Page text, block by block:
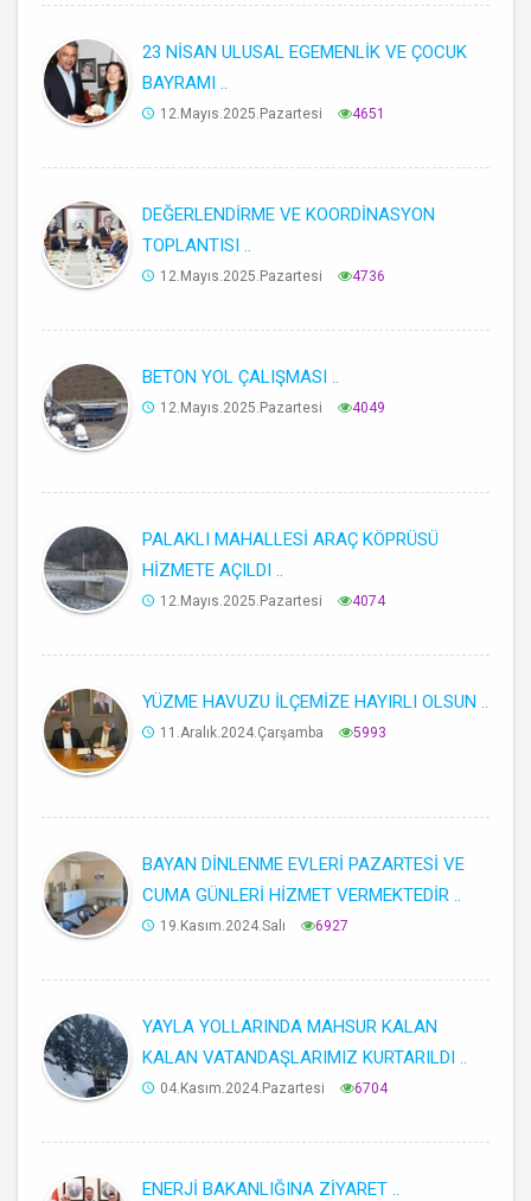
23 NİSAN ULUSAL EGEMENLİK VE ÇOCUK
BAYRAMI ..
12.Mayıs.2025.Pazartesi 4651
DEĞERLENDİRME VE KOORDİNASYON
TOPLANTISI ..
12.Mayıs.2025.Pazartesi 4736
BETON YOL ÇALIŞMASI ..
12.Mayıs.2025.Pazartesi 4049
PALAKLI MAHALLESİ ARAÇ KÖPRÜSÜ
HİZMETE AÇILDI ..
12.Mayıs.2025.Pazartesi 4074
YÜZME HAVUZU İLÇEMİZE HAYIRLI OLSUN ..
11.Aralık.2024.Çarşamba 5993
BAYAN DİNLENME EVLERİ PAZARTESİ VE
CUMA GÜNLERİ HİZMET VERMEKTEDİR ..
19.Kasım.2024.Salı 6927
YAYLA YOLLARINDA MAHSUR KALAN
KALAN VATANDAŞLARIMIZ KURTARILDI ..
04.Kasım.2024.Pazartesi 6704
ENERJİ BAKANLIĞINA ZİYARET ..